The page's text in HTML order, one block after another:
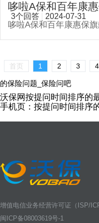
哆啦A保和百年康
3个回答 2024-07-31
哆啦A保和百年康惠保
首页 1 2 3 4
的保险问题_保险问吧
沃保网按提问时间排序的
手机页： 按提问时间排序
增值电信业务经营许可证（ISP/
闽ICP备08003619号-1